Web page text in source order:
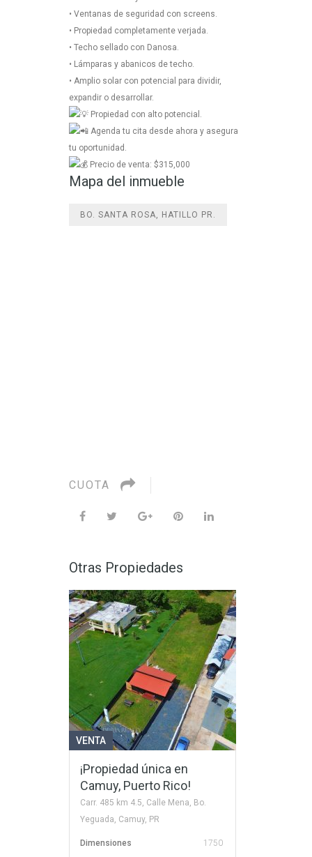
• Ventanas de seguridad con screens.
• Propiedad completamente verjada.
• Techo sellado con Danosa.
• Lámparas y abanicos de techo.
• Amplio solar con potencial para dividir,
expandir o desarrollar.
Propiedad con alto potencial.
Agenda tu cita desde ahora y asegura
tu oportunidad.
Precio de venta: $315,000
Mapa del inmueble
BO. SANTA ROSA, HATILLO PR.
CUOTA
Otras Propiedades
VENTA
¡Propiedad única en
Camuy, Puerto Rico!
Carr. 485 km 4.5, Calle Mena, Bo.
Yeguada, Camuy, PR
Dimensiones 1750